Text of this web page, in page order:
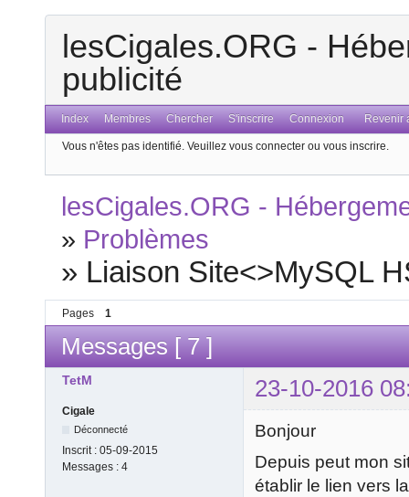
lesCigales.ORG -
publicité
Index Membres Chercher S'inscrire Connexion Revenir
Vous n'êtes pas identifié. Veuillez vous connecter ou vous inscrire.
lesCigales.ORG -
» Problèmes
» Liaison Site<>MySQL
Pages 1
Messages [ 7 ]
TetM 23-10-2016
Cigale
Déconnecté
Inscrit : 05-09-2015
Messages : 4
Bonjour
Depuis peut mon
établir le lien vers